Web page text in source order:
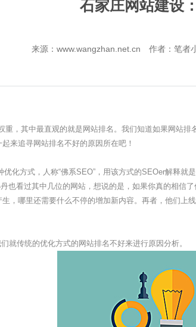
石家庄网站建设
来源：www.wangzhan.net.cn 作者：笔
，其中最直观的就是网站排名。我们知道如果网站
来追寻网站排名不好的原因所在吧！
化方式，人称“佛系SEO”，用该方式的SEOer解释就
也看过其中几位的网站，想说的是，如果你真的相
，哪里还需要什么不停的增加新内容。再者，他们
就传统的优化方式的网站排名不好来进行原因分析。